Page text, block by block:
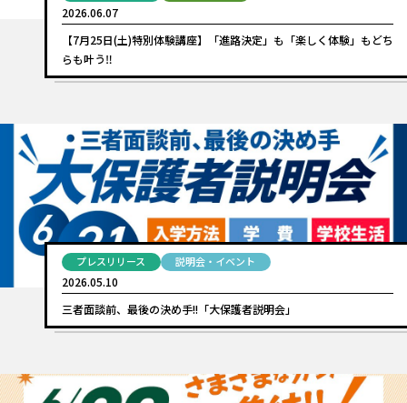
2026.06.07
【7月25日(土)特別体験講座】「進路決定」も「楽しく体験」もどち
らも叶う‼︎
プレスリリース 説明会・イベント
2026.05.10
三者面談前、最後の決め手!!「大保護者説明会」